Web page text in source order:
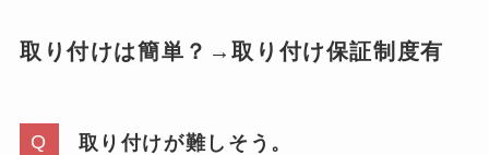
取り付けは簡単？→取り付け保証制度有
取り付けが難しそう。